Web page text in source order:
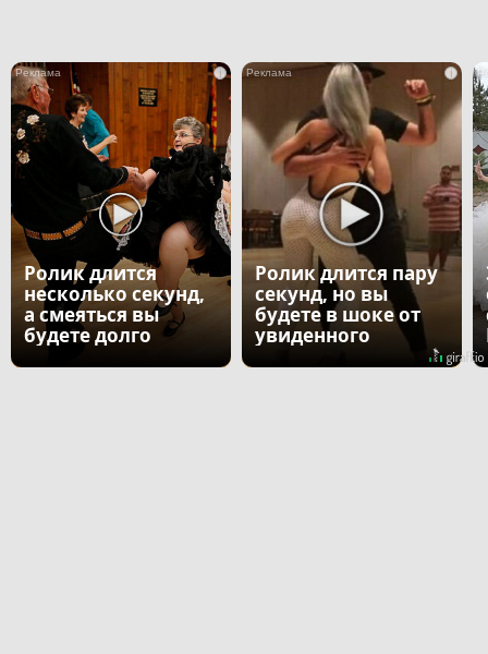
i
Ролик длится
несколько секунд,
а смеяться вы
будете долго
i
Ролик длится пару
секунд, но вы
будете в шоке от
увиденного